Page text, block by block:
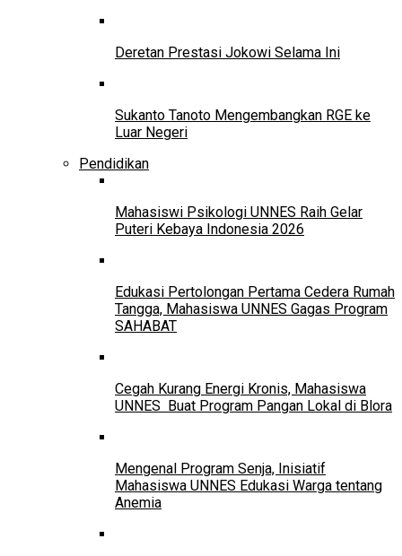
Deretan Prestasi Jokowi Selama Ini
Sukanto Tanoto Mengembangkan RGE ke
Luar Negeri
Pendidikan
Mahasiswi Psikologi UNNES Raih Gelar
Puteri Kebaya Indonesia 2026
Edukasi Pertolongan Pertama Cedera Rumah
Tangga, Mahasiswa UNNES Gagas Program
SAHABAT
Cegah Kurang Energi Kronis, Mahasiswa
UNNES Buat Program Pangan Lokal di Blora
Mengenal Program Senja, Inisiatif
Mahasiswa UNNES Edukasi Warga tentang
Anemia